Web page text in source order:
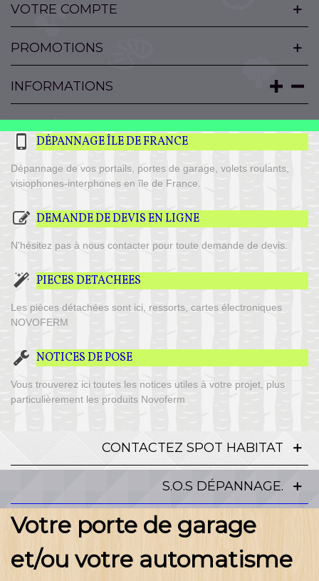
VOTRE COMPTE
PROMOTIONS
INFORMATIONS
DÉPANNAGE ÎLE DE FRANCE
Dépannage de vos portails, portes de garage, volets roulants,
visiophones-interphones en île de France.
DEMANDE DE DEVIS EN LIGNE
N'hésitez pas à nous contacter pour toute demande de devis.
PIECES DETACHEES
Les pièces détachées sont ici, ressorts, cartes électroniques
NOVOFERM
NOTICES DE POSE
Vous trouverez ici toutes les notices utiles à votre projet, plus
particulièrement les produits Novoferm
CONTACTEZ SPOT HABITAT
S.O.S DÉPANNAGE.
Votre porte de garage
et/ou votre automatisme